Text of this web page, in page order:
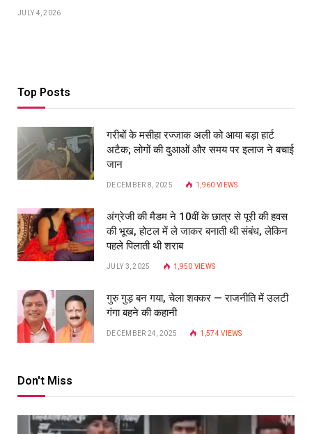
JULY 4, 2026
Top Posts
गरीबों के मसीहा रज्‍जाक अली को आया बड़ा हार्ट
अटैक; लोगों की दुआओं और समय पर इलाज ने बचाई
जान
DECEMBER 8, 2025 1,960 VIEWS
अंग्रेजी की मैडम ने 10वीं के छात्र से पूरी की हवस
की भूख, होटल में ले जाकर बनाती थी संबंध, लेकिन
पहले पिलाती थी शराब
JULY 3, 2025 1,950 VIEWS
गुरु गुड़ बन गया, चेला शक्कर — राजनीति में उलटी
गंगा बहने की कहानी
DECEMBER 24, 2025 1,574VIEWS
Don't Miss